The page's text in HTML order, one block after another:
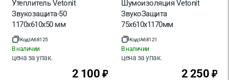
Утеплитель Vetonit
Звукозащита-50
1170х610х50 мм
Код:IA68125
В наличии
цена заупак.
2 100 ₽
Шумоизоляция Vetonit
ЗвукоЗащита
75х610х1170мм
Код:IA68121
В наличии
цена заупак.
2 250 ₽